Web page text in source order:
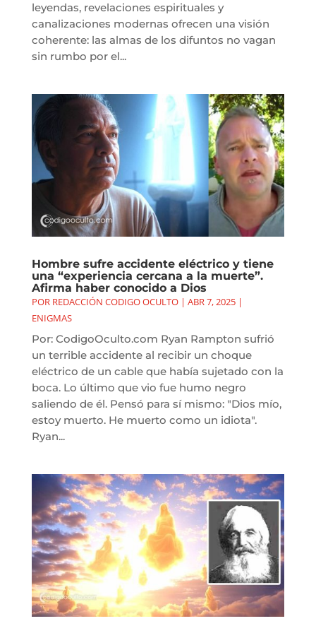
leyendas, revelaciones espirituales y
canalizaciones modernas ofrecen una visión
coherente: las almas de los difuntos no vagan
sin rumbo por el...
Hombre sufre accidente eléctrico y tiene
una “experiencia cercana a la muerte”.
Afirma haber conocido a Dios
POR REDACCIÓN CODIGO OCULTO| ABR 7, 2025|
ENIGMAS
Por: CodigoOculto.com Ryan Rampton sufrió
un terrible accidente al recibir un choque
eléctrico de un cable que había sujetado con la
boca. Lo último que vio fue humo negro
saliendo de él. Pensó para sí mismo: "Dios mío,
estoy muerto. He muerto como un idiota".
Ryan...